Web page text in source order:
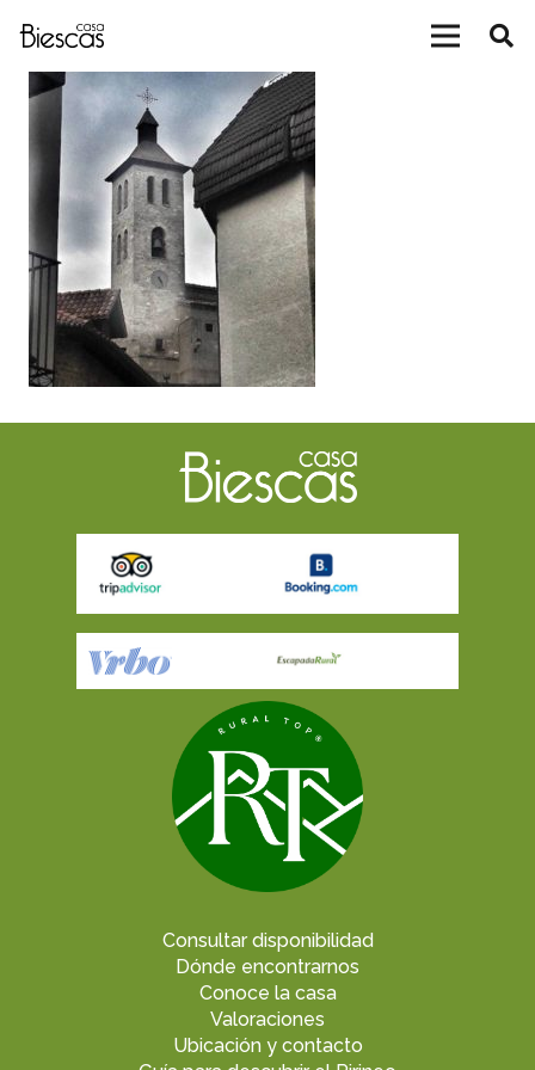
Consultar disponibilidad
Dónde encontrarnos
Conoce la casa
Valoraciones
Ubicación y contacto